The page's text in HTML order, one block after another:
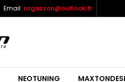
Email: ragazzon@outlook.fr
NEOTUNING